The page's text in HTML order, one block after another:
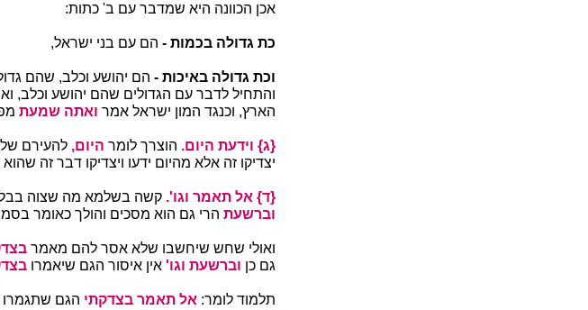
אכן הכוונה היא שמדבר עם ב' כתות:
כת גדולה בכמות - הם עם בני ישראל,
וכת גדולה באיכות - הם יהושע וכלב, שהם
והתחיל לדבר עם הגדולים שהם יהושע וכלב,
הארץ, וכנגד המון ישראל אמר ואתה שמעת
{ג} וידעת היום. הוצרך לומר היום, להעירם
יצדיקו זה אלא מהיום ידעו ויצדיקו דבר זה שהוא
{ד} אל תאמר וגו'. קשה בשלמא מה שצוה
וברשעת הרי גם הוא מסכים והולך כאומר
ואולי שחש שיחשבו שלא אסר להם מאמר
גם כן וברשעת וגו' אין איסור הגם שיאמרו
תלמוד לומר: אל תאמר בצדקתי הגם שתגמרו